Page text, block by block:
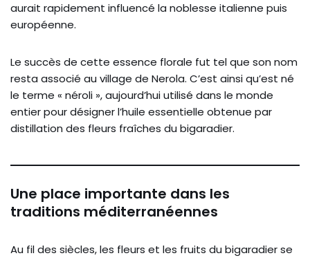
aurait rapidement influencé la noblesse italienne puis
européenne.
Le succès de cette essence florale fut tel que son nom
resta associé au village de Nerola. C’est ainsi qu’est né
le terme « néroli », aujourd’hui utilisé dans le monde
entier pour désigner l’huile essentielle obtenue par
distillation des fleurs fraîches du bigaradier.
Une place importante dans les
traditions méditerranéennes
Au fil des siècles, les fleurs et les fruits du bigaradier se